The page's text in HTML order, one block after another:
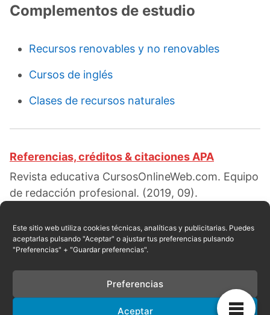
Este sitio web utiliza cookies técnicas, analíticas y publicitarias. Puedes
aceptarlas pulsando "Aceptar" o ajustar tus preferencias pulsando
"Preferencias" + "Guardar preferencias".
Aceptar
Preferencias
Complementos de estudio
Recursos renovables y no renovables
Cursos de inglés
Clases de recursos naturales
Referencias, créditos & citaciones APA
Revista educativa CursosOnlineWeb.com. Equipo
de redacción profesional. (2019, 09).
por:Carmen L. Valdez. Obtenido en fecha 08,
2026, desde el sitio web:
https://cursosonlineweb.com/clasificacion-de-
los-recursos-naturales.html